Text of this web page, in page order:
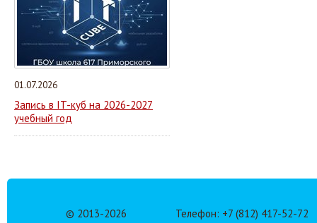
01.07.2026
Запись в IT-куб на 2026-2027
учебный год
© 2013-2026 Телефон: +7 (812) 417-52-72